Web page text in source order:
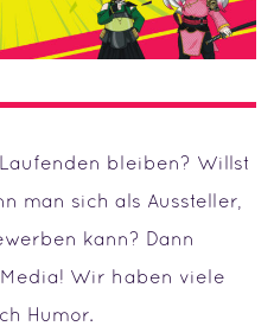
bleiben? Willst
man sich als Aussteller,
kann? Dann
Wir haben viele
Humor.